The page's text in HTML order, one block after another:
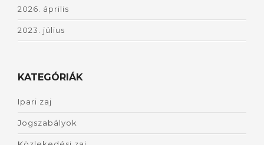
2026. április
2023. július
KATEGÓRIÁK
Ipari zaj
Jogszabályok